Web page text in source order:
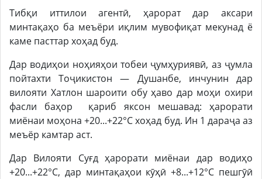
Тибқи иттилои агентӣ, ҳарорат дар аксари
минтақаҳо ба меъёри иқлим мувофиқат мекунад ё
каме пасттар хоҳад буд.
Дар водиҳои ноҳияҳои тобеи ҷумҳуриявӣ, аз ҷумла
пойтахти Тоҷикистон — Душанбе, инчунин дар
вилояти Хатлон шароити обу ҳаво дар моҳи охири
фасли баҳор қариб яксон мешавад: ҳарорати
миёнаи моҳона +20...+22°C хоҳад буд. Ин 1 дараҷа аз
меъёр камтар аст.
Дар Вилояти Суғд ҳарорати миёнаи дар водиҳо
+20...+22°C, дар минтақаҳои кӯҳӣ +8...+12°C пешгӯӣ